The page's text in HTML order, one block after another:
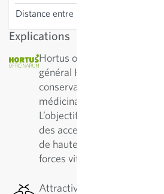
Distance entre les lignes
Explications
Hortus officinarium :
général Hortus officinarum
conservation et
médicinales selon des
L’objectif d’Hortus
des accessions et variétés
de haute qualité — non
forces vitales prononcées.
Attractive pour les abeilles :